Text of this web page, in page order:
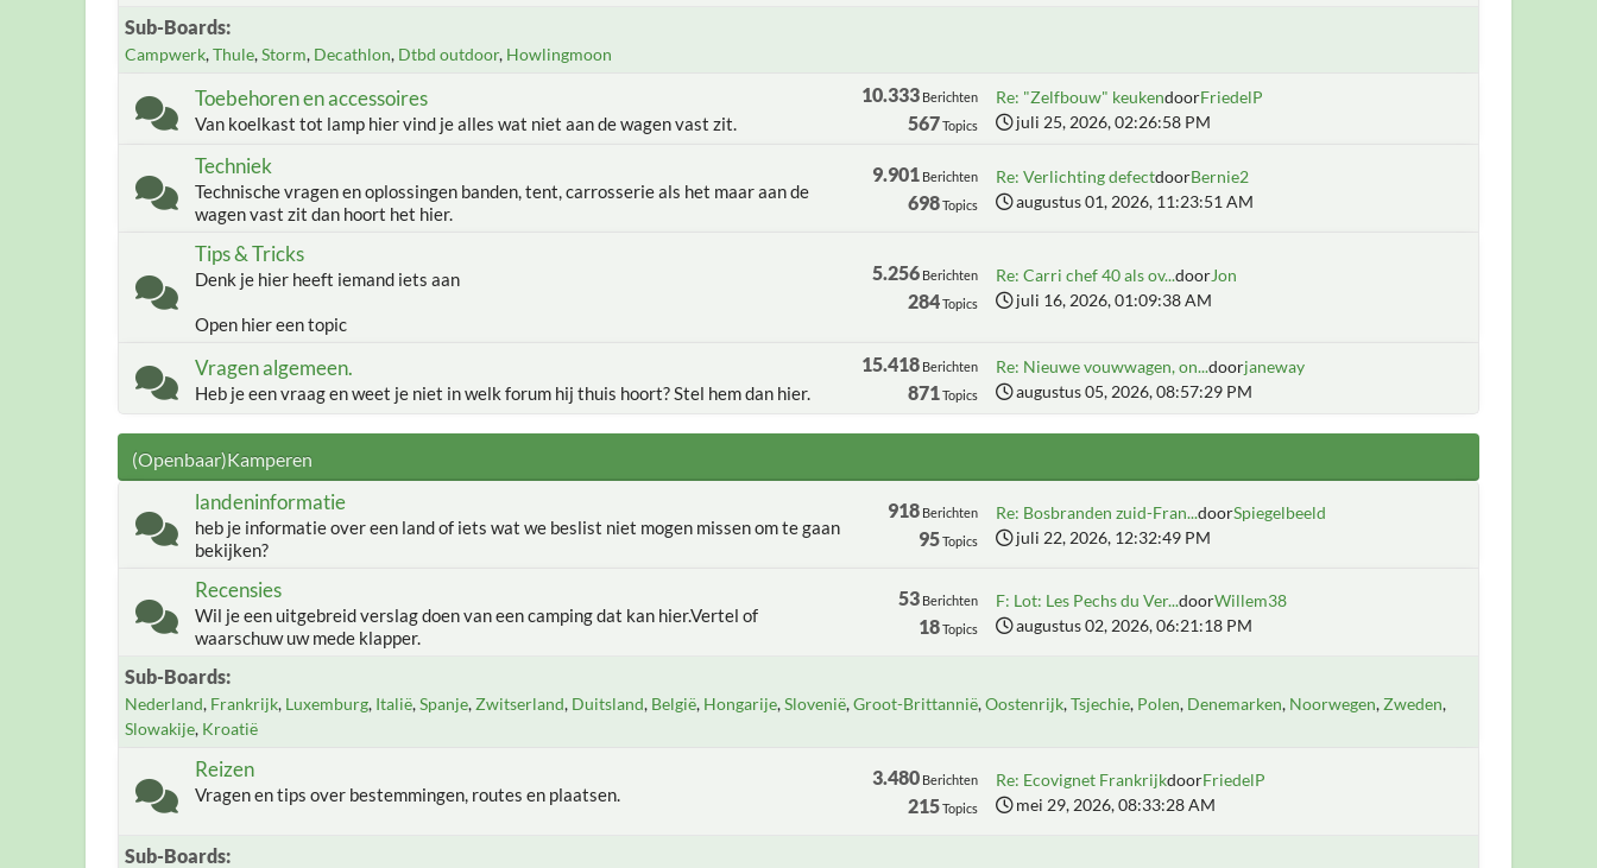
Sub-Boards
Campwerk Thule Storm Decathlon Dtbd outdoor Howlingmoon
Toebehoren en accessoires
Van koelkast tot lamp hier vind je alles wat niet aan de wagen vast zit.
10.333Berichten
567Topics
Re: "Zelfbouw" keukendoorFriedelP
juli 25, 2026, 02:26:58 PM
Techniek
Technische vragen en oplossingen banden, tent, carrosserie als het maar aan de
wagen vast zit dan hoort het hier.
9.901 Berichten
698Topics
Re: Verlichting defectdoorBernie2
augustus 01, 2026, 11:23:51 AM
Tips & Tricks
Denk je hier heeft iemand iets aan
Open hier een topic
5.256Berichten
284Topics
Re: Carri chef 40 als ov...doorJon
juli 16, 2026, 01:09:38 AM
Vragen algemeen.
Heb je een vraag en weet je niet in welk forum hij thuis hoort? Stel hem dan hier.
15.418Berichten
871 Topics
Re: Nieuwe vouwwagen, on...doorjaneway
augustus 05, 2026, 08:57:29 PM
(Openbaar)Kamperen
landeninformatie
heb je informatie over een land of iets wat we beslist niet mogen missen om te gaan
bekijken?
918Berichten
95Topics
Re: Bosbranden zuid-Fran...doorSpiegelbeeld
juli 22, 2026, 12:32:49 PM
Recensies
Wil je een uitgebreid verslag doen van een camping dat kan hier.Vertel of
waarschuw uw mede klapper.
53Berichten
18Topics
F: Lot: Les Pechs du Ver...doorWillem38
augustus 02, 2026, 06:21:18 PM
Sub-Boards
Nederland Frankrijk Luxemburg Italië Spanje Zwitserland Duitsland België Hongarije Slovenië Groot-Brittannië Oostenrijk Tsjechie Polen Denemarken Noorwegen Zweden
Slowakije Kroatië
Reizen
Vragen en tips over bestemmingen, routes en plaatsen.
3.480Berichten
215Topics
Re: Ecovignet FrankrijkdoorFriedelP
mei 29, 2026, 08:33:28 AM
Sub-Boards